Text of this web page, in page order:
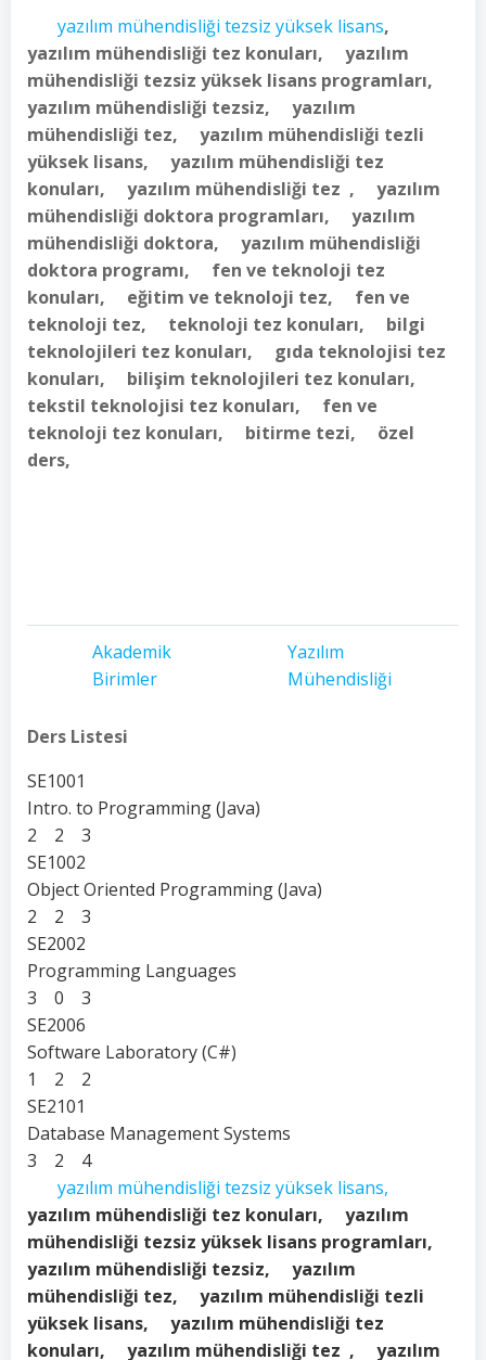
yazılım mühendisliği tezsiz yüksek lisans,
yazılım mühendisliği tez konuları, yazılım
mühendisliği tezsiz yüksek lisans programları,
yazılım mühendisliği tezsiz, yazılım
mühendisliği tez, yazılım mühendisliği tezli
yüksek lisans, yazılım mühendisliği tez
konuları, yazılım mühendisliği tez , yazılım
mühendisliği doktora programları, yazılım
mühendisliği doktora, yazılım mühendisliği
doktora programı, fen ve teknoloji tez
konuları, eğitim ve teknoloji tez, fen ve
teknoloji tez, teknoloji tez konuları, bilgi
teknolojileri tez konuları, gıda teknolojisi tez
konuları, bilişim teknolojileri tez konuları,
tekstil teknolojisi tez konuları, fen ve
teknoloji tez konuları, bitirme tezi, özel
ders,
Akademik
Birimler
Yazılım
Mühendisliği
Ders Listesi
SE1001
Intro. to Programming (Java)
2 2 3
SE1002
Object Oriented Programming (Java)
2 2 3
SE2002
Programming Languages
3 0 3
SE2006
Software Laboratory (C#)
1 2 2
SE2101
Database Management Systems
3 2 4
yazılım mühendisliği tezsiz yüksek lisans,
yazılım mühendisliği tez konuları, yazılım
mühendisliği tezsiz yüksek lisans programları,
yazılım mühendisliği tezsiz, yazılım
mühendisliği tez, yazılım mühendisliği tezli
yüksek lisans, yazılım mühendisliği tez
konuları, yazılım mühendisliği tez , yazılım